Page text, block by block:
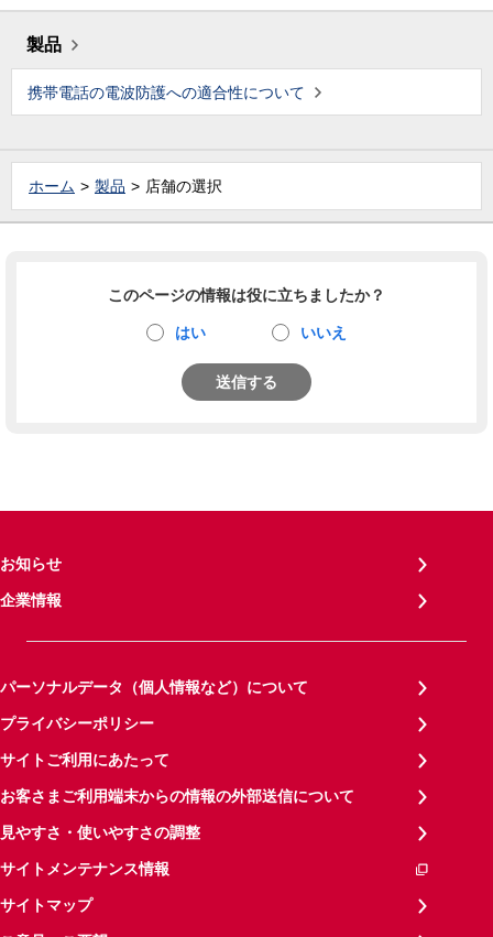
製品
携帯電話の電波防護への適合性について
ホーム 製品 店舗の選択
このページの情報は役に立ちましたか？
はい いいえ
送信する
お知らせ
企業情報
パーソナルデータ（個人情報など）について
プライバシーポリシー
サイトご利用にあたって
お客さまご利用端末からの情報の外部送信について
見やすさ・使いやすさの調整
サイトメンテナンス情報
サイトマップ